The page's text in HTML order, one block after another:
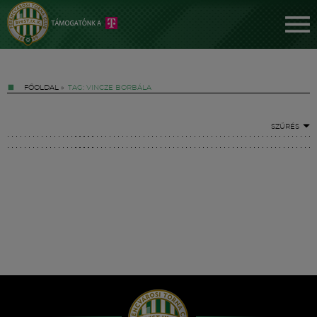
FŐOLDAL » TAG: VINCZE BORBÁLA
SZŰRÉS
Hírek